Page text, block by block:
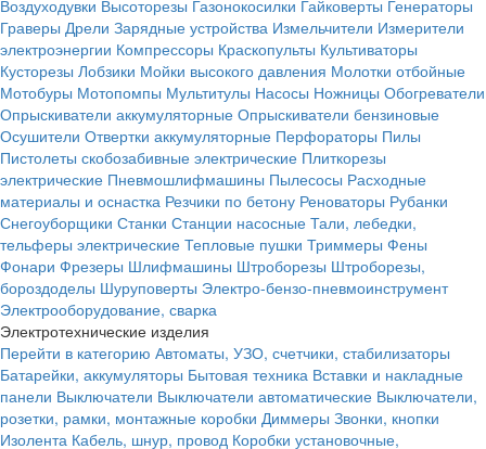
Воздуходувки Высоторезы Газонокосилки Гайковерты Генераторы
Граверы Дрели Зарядные устройства Измельчители Измерители
электроэнергии Компрессоры Краскопульты Культиваторы
Кусторезы Лобзики Мойки высокого давления Молотки отбойные
Мотобуры Мотопомпы Мультитулы Насосы Ножницы Обогреватели
Опрыскиватели аккумуляторные Опрыскиватели бензиновые
Осушители Отвертки аккумуляторные Перфораторы Пилы
Пистолеты скобозабивные электрические Плиткорезы
электрические Пневмошлифмашины Пылесосы Расходные
материалы и оснастка Резчики по бетону Реноваторы Рубанки
Снегоуборщики Станки Станции насосные Тали, лебедки,
тельферы электрические Тепловые пушки Триммеры Фены
Фонари Фрезеры Шлифмашины Штроборезы Штроборезы,
бороздоделы Шуруповерты Электро-бензо-пневмоинструмент
Электрооборудование, сварка
Электротехнические изделия
Перейти в категорию Автоматы, УЗО, счетчики, стабилизаторы
Батарейки, аккумуляторы Бытовая техника Вставки и накладные
панели Выключатели Выключатели автоматические Выключатели,
розетки, рамки, монтажные коробки Диммеры Звонки, кнопки
Изолента Кабель, шнур, провод Коробки установочные,